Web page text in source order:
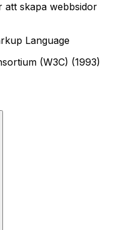
att skapa webbsidor
Language
(W3C) (1993)